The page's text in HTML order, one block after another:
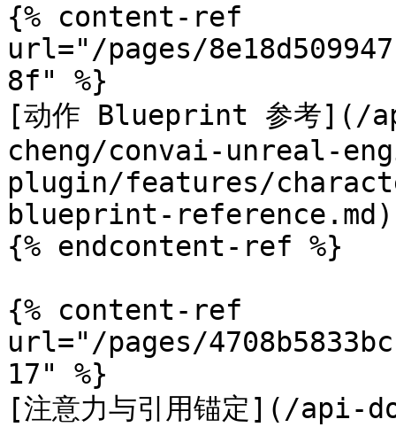
{% content-ref
url="/pages/
8f" %}
[动作 Blueprint 参考
cheng/convai-unreal-
plugin/features/
blueprint-reference.md)
{% endcontent-ref %}
{% content-ref
url="/pages/
17" %}
[注意力与引用锚定](/